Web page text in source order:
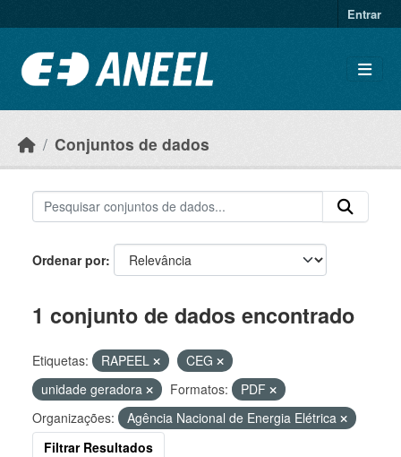
Entrar
Conjuntos de dados
Ordenar por
1 conjunto de dados encontrado
Etiquetas: RAPEEL
CEG
unidade geradora
Formatos:
PDF
Organizações:
Agência Nacional de Energia Elétrica
Filtrar Resultados